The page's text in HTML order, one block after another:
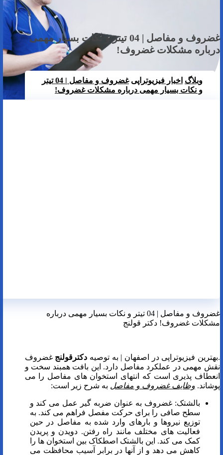
غضروف و مفاصل | 04 تیتر و نکات بسیار مهمی
درباره مشکلات غضروف!
وبلاگ اخبار فیزیوتراپی
غضروف و مفاصل | 04 تیتر
و نکات بسیار مهمی درباره مشکلات غضروف!
غضروف و مفاصل | 04 تیتر و نکات بسیار مهمی درباره
مشکلات غضروف! دکتر قولنج
.بهترین فیزیوتراپی در اصفهان | به توصیه دکترقولنج غضروف
نقش مهمی در عملکرد مفاصل دارد. این بافت همبند سخت و
انعطاف پذیری است که انتهای استخوان های مفاصل را می
پوشاند. وظایف غضروف و مفاصل به شرح زیر است:
بالشتک: غضروف به عنوان ضربه گیر عمل می کند و
سطح صافی را برای حرکت مفصل فراهم می کند. به
توزیع نیروها و بارهای وارد شده به مفاصل در حین
فعالیت های مختلف مانند راه رفتن. دویدن و پریدن
کمک می کند. این بالشتک اصطکاک بین استخوان ها را
کاهش می دهد و از آنها در برابر آسیب محافظت می